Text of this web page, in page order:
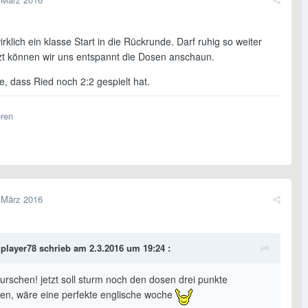
ein klasse Start in die Rückrunde. Darf ruhig so weiter
können wir uns entspannt die Dosen anschaun.
dass Ried noch 2:2 gespielt hat.
2016
schrieb am 2.3.2016 um 19:24 :
jetzt soll sturm noch den dosen drei punkte
wäre eine perfekte englische woche